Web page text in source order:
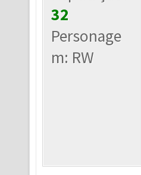
32
Personage
m: RW